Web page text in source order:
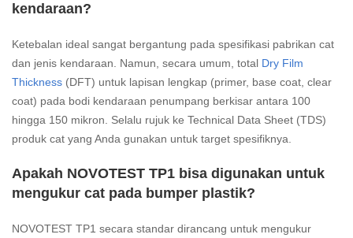
kendaraan?
Ketebalan ideal sangat bergantung pada spesifikasi pabrikan cat
dan jenis kendaraan. Namun, secara umum, total Dry Film
Thickness (DFT) untuk lapisan lengkap (primer, base coat, clear
coat) pada bodi kendaraan penumpang berkisar antara 100
hingga 150 mikron. Selalu rujuk ke Technical Data Sheet (TDS)
produk cat yang Anda gunakan untuk target spesifiknya.
Apakah NOVOTEST TP1 bisa digunakan untuk
mengukur cat pada bumper plastik?
NOVOTEST TP1 secara standar dirancang untuk mengukur